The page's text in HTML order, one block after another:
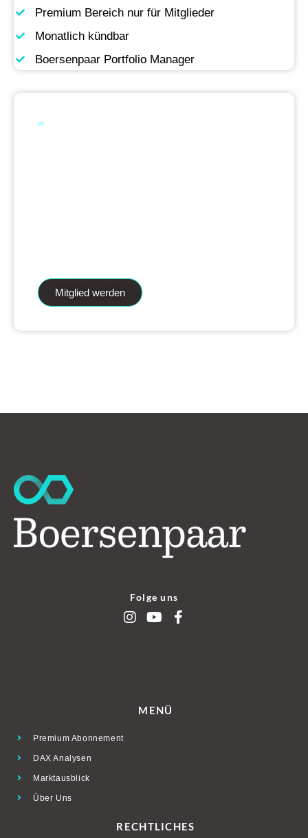
Premium Bereich nur für Mitglieder
Monatlich kündbar
Boersenpaar Portfolio Manager
Mitglied werden
Folge uns
MENÜ
Premium Abonnement
DAX Analysen
Marktausblick
Über Uns
RECHTLICHES